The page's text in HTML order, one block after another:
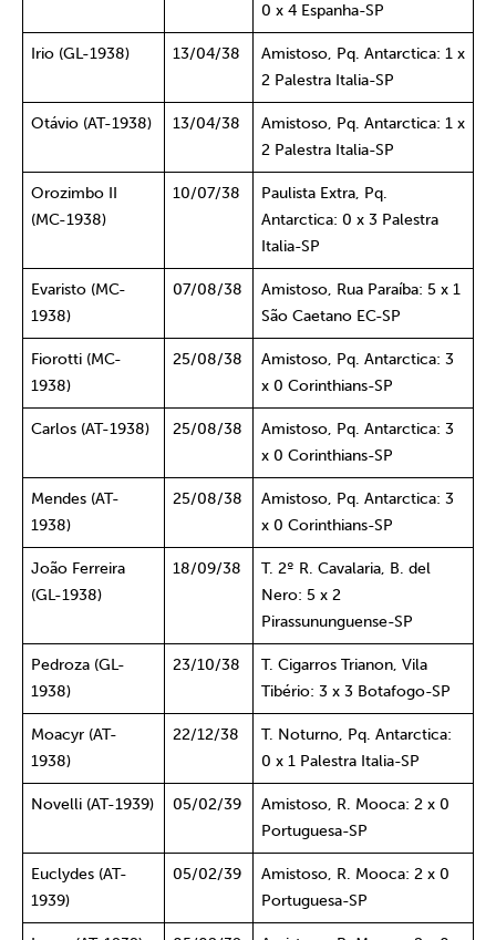
0 x 4 Espanha-SP
Irio (GL-1938) 13/04/38
Amistoso, Pq. Antarctica: 1 x
2 Palestra Italia-SP
Otávio (AT-1938) 13/04/38
Amistoso, Pq. Antarctica: 1 x
2 Palestra Italia-SP
Orozimbo II
(MC-1938)
10/07/38
Paulista Extra, Pq.
Antarctica: 0 x 3 Palestra
Italia-SP
Evaristo (MC-
1938)
07/08/38
Amistoso, Rua Paraíba: 5 x 1
São Caetano EC-SP
Fiorotti (MC-
1938)
25/08/38
Amistoso, Pq. Antarctica: 3
x 0 Corinthians-SP
Carlos (AT-1938) 25/08/38
Amistoso, Pq. Antarctica: 3
x 0 Corinthians-SP
Mendes (AT-
1938)
25/08/38
Amistoso, Pq. Antarctica: 3
x 0 Corinthians-SP
João Ferreira
(GL-1938)
18/09/38
T. 2º R. Cavalaria, B. del
Nero: 5 x 2
Pirassununguense-SP
Pedroza (GL-
1938)
23/10/38
T. Cigarros Trianon, Vila
Tibério: 3 x 3 Botafogo-SP
Moacyr (AT-
1938)
22/12/38
T. Noturno, Pq. Antarctica:
0 x 1 Palestra Italia-SP
Novelli (AT-1939) 05/02/39
Amistoso, R. Mooca: 2 x 0
Portuguesa-SP
Euclydes (AT-
1939)
05/02/39
Amistoso, R. Mooca: 2 x 0
Portuguesa-SP